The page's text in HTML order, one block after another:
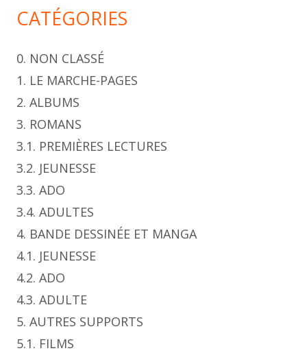
CATÉGORIES
0. NON CLASSÉ
1. LE MARCHE-PAGES
2. ALBUMS
3. ROMANS
3.1. PREMIÈRES LECTURES
3.2. JEUNESSE
3.3. ADO
3.4. ADULTES
4. BANDE DESSINÉE ET MANGA
4.1. JEUNESSE
4.2. ADO
4.3. ADULTE
5. AUTRES SUPPORTS
5.1. FILMS